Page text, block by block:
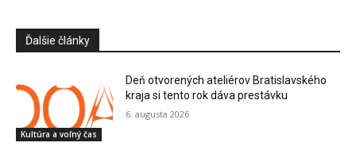
Ďalšie články
Kultúra a voľný čas
Deň otvorených ateliérov Bratislavského
kraja si tento rok dáva prestávku
6. augusta 2026